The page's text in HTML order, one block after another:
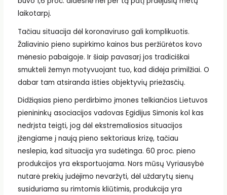
laikotarpį.
Tačiau situacija dėl koronaviruso gali komplikuotis.
Žaliavinio pieno supirkimo kainos bus peržiūrėtos kovo
mėnesio pabaigoje. Ir šiaip pavasarį jos tradiciškai
smukteli žemyn motyvuojant tuo, kad didėja primilžiai. O
dabar tam atsiranda išties objektyvių priežasčių.
Didžiąsias pieno perdirbimo įmones telkiančios Lietuvos
pienininkų asociacijos vadovas Egidijus Simonis kol kas
nedrįsta teigti, jog dėl ekstremaliosios situacijos
įžengiame į naują pieno sektoriaus krizę, tačiau
neslepia, kad situacija yra sudėtinga. 60 proc. pieno
produkcijos yra eksportuojama. Nors mūsų Vyriausybė
nutarė prekių judėjimo nevaržyti, dėl uždarytų sienų
susiduriama su rimtomis kliūtimis, produkcija yra